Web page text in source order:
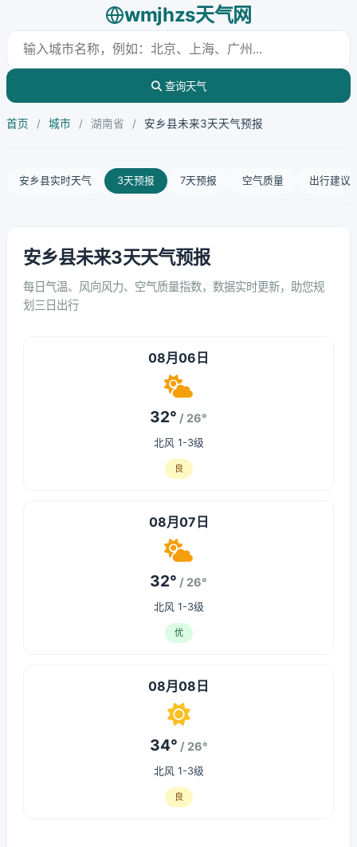
wmjhzs天气网
查询天气
首页 / 城市 / 湖南省 / 安乡县未来3天天气预报
安乡县实时天气 3天预报 7天预报 空气质量 出行建议
安乡县未来3天天气预报
每日气温、风向风力、空气质量指数，数据实时更新，助您规
划三日出行
08月06日
32° / 26°
北风 1-3级
良
08月07日
32° / 26°
北风 1-3级
优
08月08日
34° / 26°
北风 1-3级
良